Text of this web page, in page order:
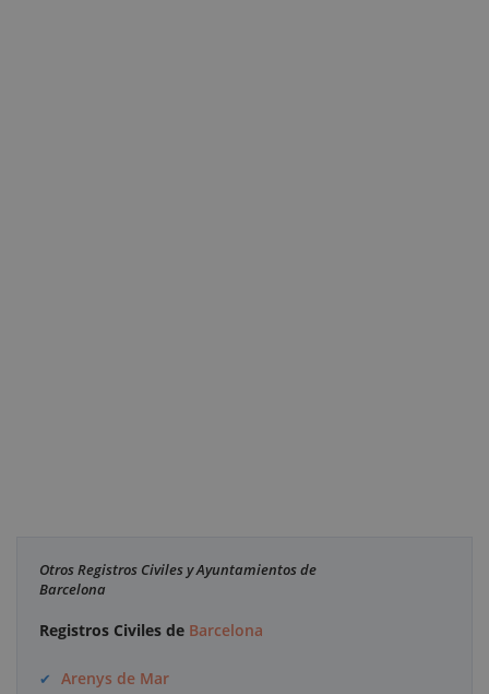
Otros Registros Civiles y Ayuntamientos de
Barcelona
Registros Civiles de Barcelona
Arenys de Mar